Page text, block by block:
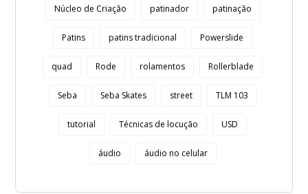
Núcleo de Criação patinador patinação
Patins patins tradicional Powerslide
quad Rode rolamentos Rollerblade
Seba Seba Skates street TLM 103
tutorial Técnicas de locução USD
áudio áudio no celular